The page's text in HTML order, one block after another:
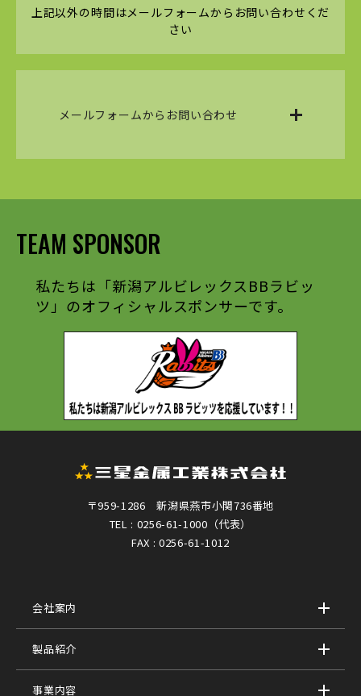
上記以外の時間はメールフォームからお問い合わせくだ
さい
メールフォームからお問い合わせ
TEAM SPONSOR
私たちは「新潟アルビレックスBBラビッ
ツ」のオフィシャルスポンサーです。
〒959-1286 新潟県燕市小関736番地
TEL : 0256-61-1000（代表）
FAX : 0256-61-1012
会社案内
製品紹介
事業内容